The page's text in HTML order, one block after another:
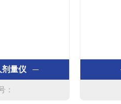
剂量仪
：